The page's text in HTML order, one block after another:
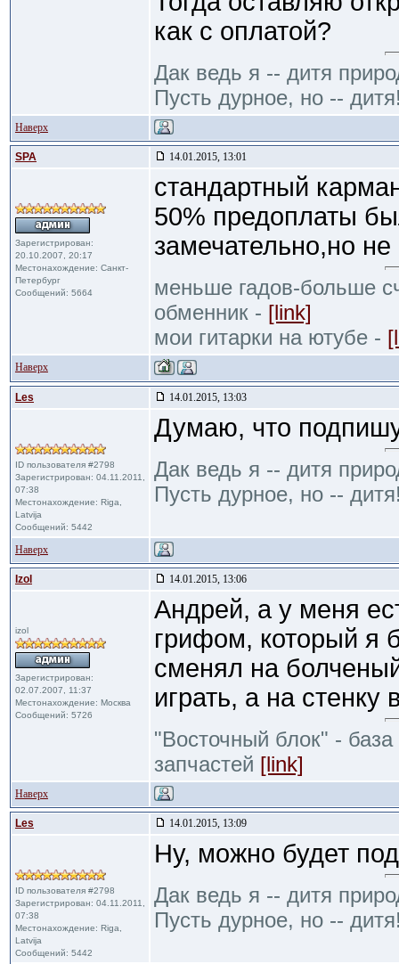
как с оплатой?
Дак ведь я -- дитя
Пусть дурное, но --
Наверх
SPA 14.01.2015, 13:01
Зарегистрирован:
20.10.2007, 20:17
Местонахождение: Санкт-
Петербург
Сообщений: 5664
стандартный
50% предоплаты
замечательно,но не
меньше гадов-больше
обменник - [link]
мои гитарки на ютубе -
Наверх
Les 14.01.2015, 13:03
ID пользователя #2798
Зарегистрирован: 04.11.2011,
07:38
Местонахождение: Riga,
Latvija
Сообщений: 5442
Думаю, что
Дак ведь я -- дитя
Пусть дурное, но --
Наверх
Izol 14.01.2015, 13:06
izol
Зарегистрирован:
02.07.2007, 11:37
Местонахождение: Москва
Сообщений: 5726
Андрей, а у меня
грифом, который я
сменял на
играть, а на стенку
"Восточный блок" -
запчастей [link]
Наверх
Les 14.01.2015, 13:09
ID пользователя #2798
Зарегистрирован: 04.11.2011,
07:38
Местонахождение: Riga,
Latvija
Сообщений: 5442
Ну, можно будет
Дак ведь я -- дитя
Пусть дурное, но --